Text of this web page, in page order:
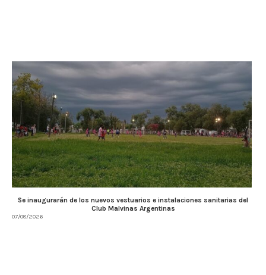
Se inaugurarán de los nuevos vestuarios e instalaciones sanitarias del
Club Malvinas Argentinas
07/08/2026